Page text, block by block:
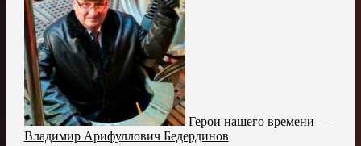
Герои нашего времени —
Владимир Арифуллович Бедердинов